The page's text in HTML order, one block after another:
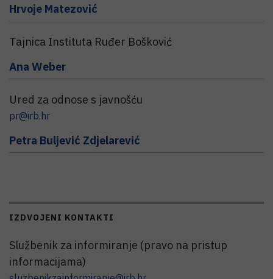
Hrvoje Matezović
Tajnica Instituta Ruđer Bošković
Ana Weber
Ured za odnose s javnošću
pr@irb.hr
Petra Buljević Zdjelarević
IZDVOJENI KONTAKTI
Službenik za informiranje (pravo na pristup
informacijama)